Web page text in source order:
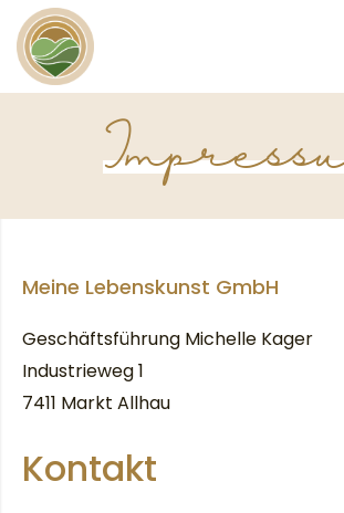
Meine Lebenskunst GmbH
Geschäftsführung Michelle Kager
Industrieweg 1
7411 Markt Allhau
Kontakt